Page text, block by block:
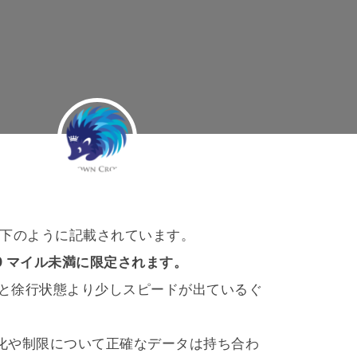
ように記載されています。
イル未満に限定されます。
行状態より少しスピードが出ているぐ
制限について正確なデータは持ち合わ